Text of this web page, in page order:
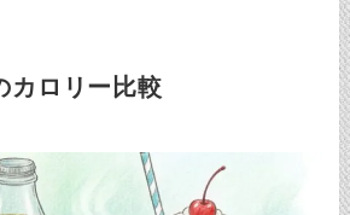
カロリー比較